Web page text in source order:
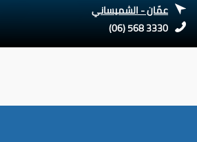
عمّان - الشميساني
(06) 568 3330